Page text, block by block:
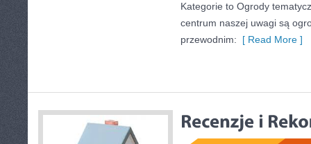
Kategorie to Ogrody
centrum naszej uwagi są
przewodnim: [ Read More ]